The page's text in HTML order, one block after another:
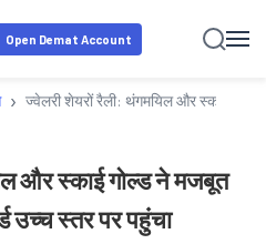
Open Demat Account
› ज्वेलरी शेयरों रैली: थंगमयिल और स्काई गोल्ड
और स्काई गोल्ड ने मजबूत
उच्च स्तर पर पहुंचा